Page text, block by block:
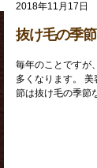
2018年11月17日
抜け毛の季節
毎年のことですが
多くなります。
節は抜け毛の季節